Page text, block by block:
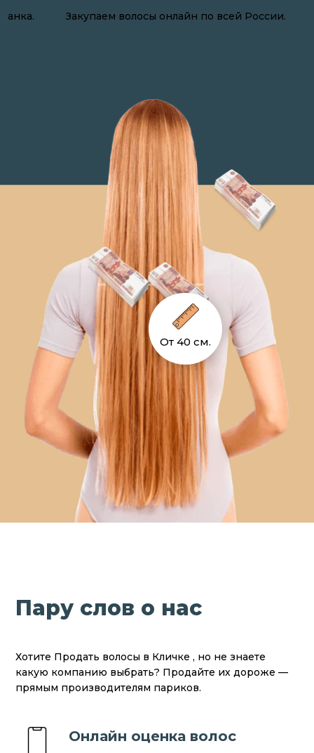
Закупаем волосы онлайн по всей России.
От 40 см.
Пару слов о нас
Хотите Продать волосы в Кличке , но не знаете
какую компанию выбрать? Продайте их дороже —
прямым производителям париков.
Онлайн оценка волос